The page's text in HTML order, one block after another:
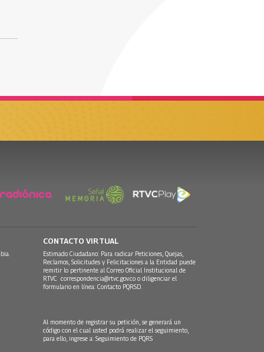
CONTACTO VIRTUAL
Estimado Ciudadano: Para radicar Peticiones, Quejas,
Reclamos, Solicitudes y Felicitaciones a la Entidad puede
remitir lo pertinente al Correo Oficial Institucional de
RTVC correspondencia@rtvc.gov.co o diligenciar el
formulario en línea: Contacto PQRSD.
Al momento de registrar su petición, se generará un
código con el cual usted podrá realizar el seguimiento,
para ello, ingrese a: Seguimiento de PQRS